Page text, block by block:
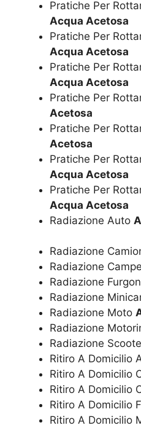
Pratiche Per
Acqua Acetosa
Pratiche Per
Acqua Acetosa
Pratiche Per
Acqua Acetosa
Pratiche Per
Acetosa
Pratiche Per
Acetosa
Pratiche Per
Acqua Acetosa
Pratiche Per
Acqua Acetosa
Radiazione Auto
Radiazione
Radiazione
Radiazione
Radiazione
Radiazione Moto
Radiazione
Radiazione
Ritiro A Domicilio
Ritiro A Domicilio
Ritiro A Domicilio
Ritiro A Domicilio
Ritiro A Domicilio